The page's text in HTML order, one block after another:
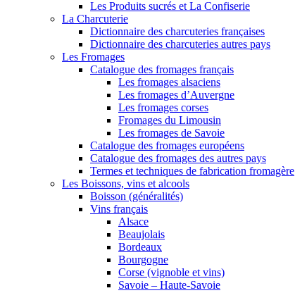
Les Produits sucrés et La Confiserie
La Charcuterie
Dictionnaire des charcuteries françaises
Dictionnaire des charcuteries autres pays
Les Fromages
Catalogue des fromages français
Les fromages alsaciens
Les fromages d’Auvergne
Les fromages corses
Fromages du Limousin
Les fromages de Savoie
Catalogue des fromages européens
Catalogue des fromages des autres pays
Termes et techniques de fabrication fromagère
Les Boissons, vins et alcools
Boisson (généralités)
Vins français
Alsace
Beaujolais
Bordeaux
Bourgogne
Corse (vignoble et vins)
Savoie – Haute-Savoie